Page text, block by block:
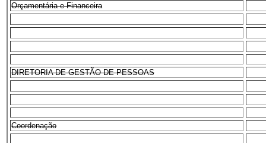
Orçamentária e Financeira
DIRETORIA DE GESTÃO DE PESSOAS
Coordenação